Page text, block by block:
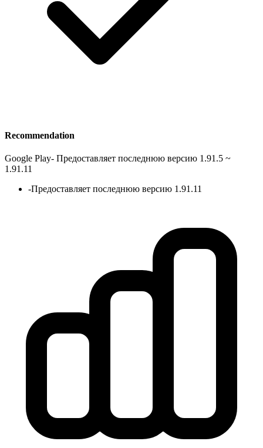
Recommendation
Google Play- Предоставляет последнюю версию 1.91.5 ~
1.91.11
-Предоставляет последнюю версию 1.91.11